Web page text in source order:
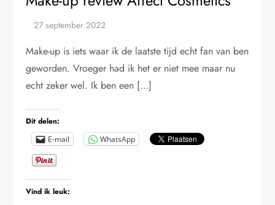
Make-up is iets waar ik de laatste tijd echt fan van ben
geworden. Vroeger had ik het er niet mee maar nu
echt zeker wel. Ik ben een […]
Dit delen:
E-mail WhatsApp
Vind ik leuk: